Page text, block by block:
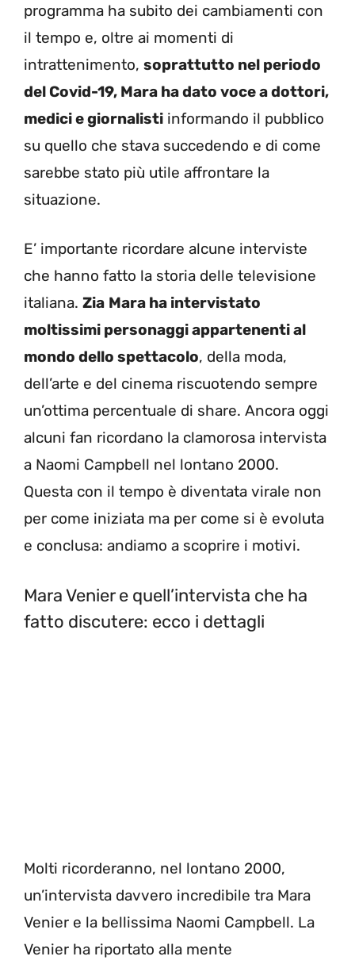
programma ha subito dei cambiamenti con
il tempo e, oltre ai momenti di
intrattenimento, soprattutto nel periodo
del Covid-19, Mara ha dato voce a dottori,
medici e giornalisti informando il pubblico
su quello che stava succedendo e di come
sarebbe stato più utile affrontare la
situazione.
E’ importante ricordare alcune interviste
che hanno fatto la storia delle televisione
italiana. Zia Mara ha intervistato
moltissimi personaggi appartenenti al
mondo dello spettacolo, della moda,
dell’arte e del cinema riscuotendo sempre
un’ottima percentuale di share. Ancora oggi
alcuni fan ricordano la clamorosa intervista
a Naomi Campbell nel lontano 2000.
Questa con il tempo è diventata virale non
per come iniziata ma per come si è evoluta
e conclusa: andiamo a scoprire i motivi.
Mara Venier e quell’intervista che ha
fatto discutere: ecco i dettagli
Molti ricorderanno, nel lontano 2000,
un’intervista davvero incredibile tra Mara
Venier e la bellissima Naomi Campbell. La
Venier ha riportato alla mente